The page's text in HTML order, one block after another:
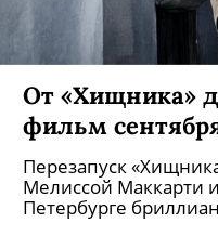
От «Хищника»
фильм
Перезапуск
Мелиссой Маккарти
Петербурге